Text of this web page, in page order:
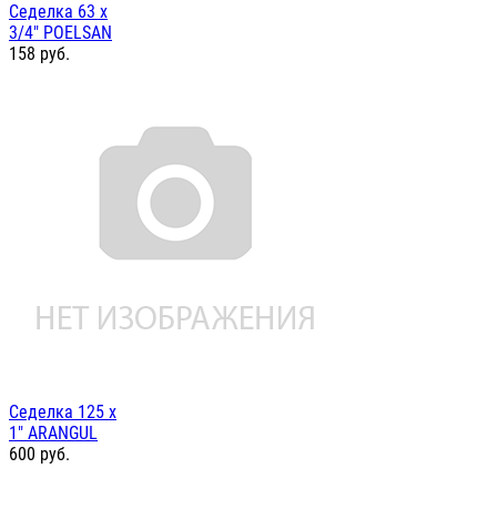
Седелка 63 х
3/4" POELSAN
158 руб.
Седелка 125 х
1" ARANGUL
600 руб.